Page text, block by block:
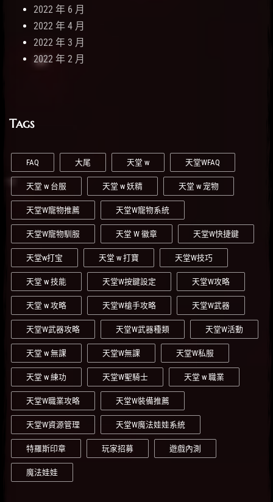
2022 年 6 月
2022 年 4 月
2022 年 3 月
2022 年 2 月
Tags
FAQ 大尾 天堂 w 天堂WFAQ
天堂 w 台服 天堂 w 妖精 天堂 w 宠物
天堂W寵物推薦 天堂W寵物系統
天堂W寵物馴服 天堂 W 徽章 天堂W快捷鍵
天堂w打宝 天堂 w 打寶 天堂W技巧
天堂 w 技能 天堂W按鍵設定 天堂W攻略
天堂 w 攻略 天堂W槍手攻略 天堂W武器
天堂W武器攻略 天堂W武器種類 天堂W活動
天堂 w 無課 天堂W無課 天堂W私服
天堂 w 練功 天堂W聖騎士 天堂 w 職業
天堂W職業攻略 天堂W裝備推薦
天堂W資源管理 天堂W魔法娃娃系統
特羅斯印章 玩家招募 遊戲內測
魔法娃娃